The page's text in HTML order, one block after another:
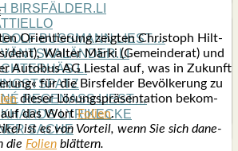
BIRSFÄLDER.LI
BUSS­MANN LIEST…
REGEN­ASS LIEST…
LYRIK­ECKE
SACHE
Ori­en­tie­rung zeig­ten Chris­toph Hilt­
Wal­ter Mär­ki (Gemein­de­rat) und
Auto­bus AG Lies­tal auf, was in Zukunft
für die Birs­fel­der Bevöl­ke­rung zu
die­ser Lösungs­prä­sen­ta­ti­on bekom­
auf das WortFoli­en.
ist es von Vor­teil, wenn Sie sich dane­
die Foli­en blät­tern.